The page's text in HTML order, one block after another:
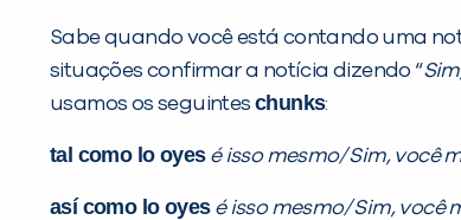
Sabe quando você está contando uma
situações confirmar a notícia dizendo “
usamos os seguintes chunks:
tal como lo oyes é isso mesmo/ Sim, você
así como lo oyes é isso mesmo/ Sim, você